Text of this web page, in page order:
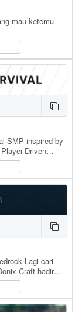
mau ketemu
SMP inspired by
Driven
Lagi cari
Craft hadir